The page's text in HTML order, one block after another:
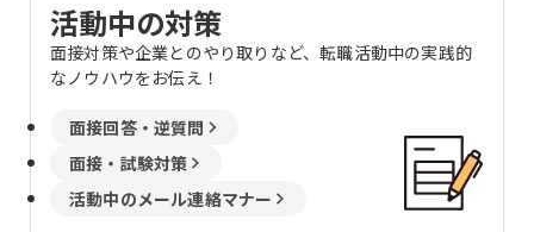
活動中の対策
面接対策や企業とのやり取りなど、転職活動中の実践的
なノウハウをお伝え！
面接回答・逆質問
面接・試験対策
活動中のメール連絡マナー